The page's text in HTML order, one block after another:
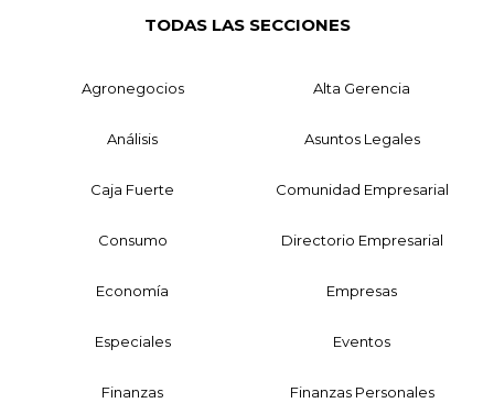
TODAS LAS SECCIONES
Agronegocios Alta Gerencia
Análisis Asuntos Legales
Caja Fuerte Comunidad Empresarial
Consumo Directorio Empresarial
Economía Empresas
Especiales Eventos
Finanzas Finanzas Personales